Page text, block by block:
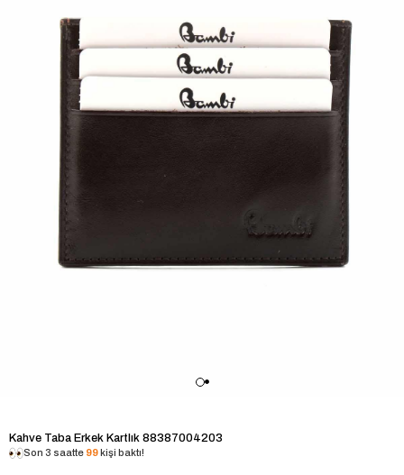
Kahve Taba Erkek Kartlık 88387004203
Son 3 saatte 99kişi baktı!